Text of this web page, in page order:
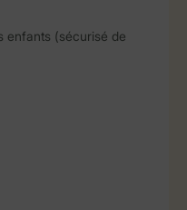
enfants (sécurisé de